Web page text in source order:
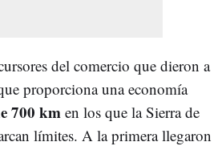
del comercio que dieron a
proporciona una economía
700 kmen los que la Sierra de
límites. A la primera llegaron